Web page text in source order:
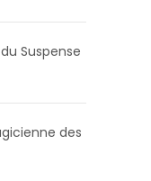
Suspense
des